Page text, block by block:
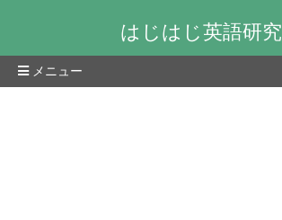
はじはじ英語研究
メニュー